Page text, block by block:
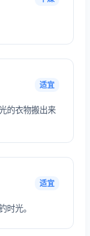
适宜
的衣物搬出来
适宜
时光。